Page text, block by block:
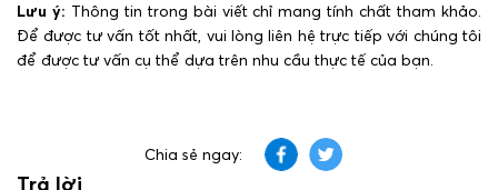
Lưu ý: Thông tin trong bài viết chỉ mang tính chất tham khảo.
Để được tư vấn tốt nhất, vui lòng liên hệ trực tiếp với chúng tôi
để được tư vấn cụ thể dựa trên nhu cầu thực tế của bạn.
Chia sẻ ngay:
Trả lời